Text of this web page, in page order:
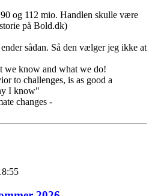
og 112 mio. Handlen skulle være
på Bold.dk)
sådan. Så den vælger jeg ikke at
we know and what we do!
to challenges, is as good a
I know"
changes -